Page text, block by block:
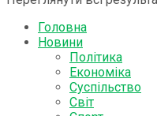
Головна
Новини
Політика
Економіка
Суспільство
Світ